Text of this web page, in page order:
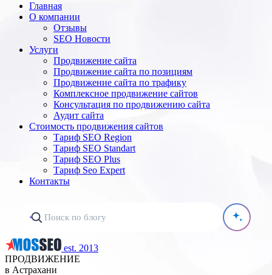
Главная
О компании
Отзывы
SEO Новости
Услуги
Продвижение сайта
Продвижение сайта по позициям
Продвижение сайта по трафику
Комплексное продвижение сайтов
Консультация по продвижению сайта
Аудит сайта
Стоимость продвижения сайтов
Тариф SEO Region
Тариф SEO Standart
Тариф SEO Plus
Тариф Seo Expert
Контакты
est. 2013
ПРОДВИЖЕНИЕ
в Астрахани